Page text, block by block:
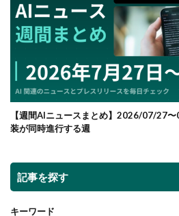
【週間AIニュースまとめ】2026/07/27
装が同時進行する週
記事を探す
キーワード